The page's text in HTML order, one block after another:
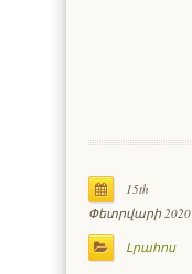
15th
Փետրվարի 2020
Լրահոս